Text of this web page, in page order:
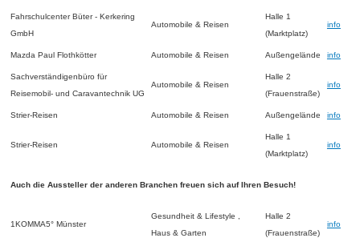
Fahrschulcenter Büter - Kerkering
GmbH
Automobile & Reisen
Halle 1
(Marktplatz)
info
Mazda Paul Flothkötter Automobile & Reisen Außengelände info
Sachverständigenbüro für
Reisemobil- und Caravantechnik UG
Automobile & Reisen
Halle 2
(Frauenstraße)
info
Strier-Reisen Automobile & Reisen Außengelände info
Strier-Reisen Automobile & Reisen
Halle 1
(Marktplatz)
info
Auch die Aussteller der anderen Branchen freuen sich auf Ihren Besuch!
1KOMMA5° Münster
Gesundheit & Lifestyle ,
Haus & Garten
Halle 2
(Frauenstraße)
info